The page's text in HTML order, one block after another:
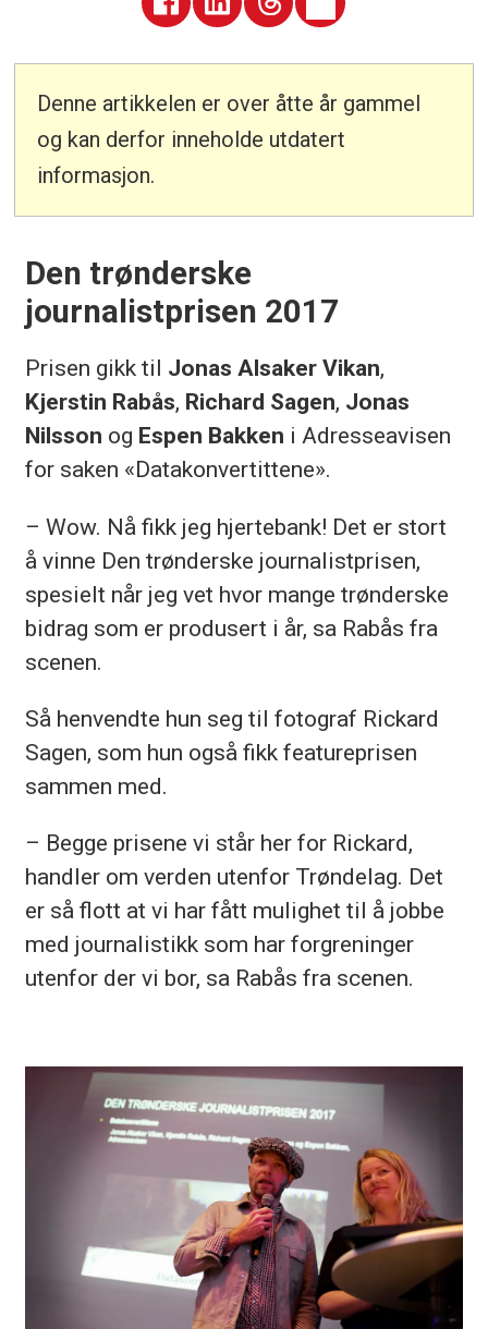
Denne artikkelen er over åtte år gammel
og kan derfor inneholde utdatert
informasjon.
Den trønderske
journalistprisen 2017
Prisen gikk til Jonas Alsaker Vikan,
Kjerstin Rabås, Richard Sagen, Jonas
Nilsson og Espen Bakken i Adresseavisen
for saken «Datakonvertittene».
– Wow. Nå fikk jeg hjertebank! Det er stort
å vinne Den trønderske journalistprisen,
spesielt når jeg vet hvor mange trønderske
bidrag som er produsert i år, sa Rabås fra
scenen.
Så henvendte hun seg til fotograf Rickard
Sagen, som hun også fikk featureprisen
sammen med.
– Begge prisene vi står her for Rickard,
handler om verden utenfor Trøndelag. Det
er så flott at vi har fått mulighet til å jobbe
med journalistikk som har forgreninger
utenfor der vi bor, sa Rabås fra scenen.